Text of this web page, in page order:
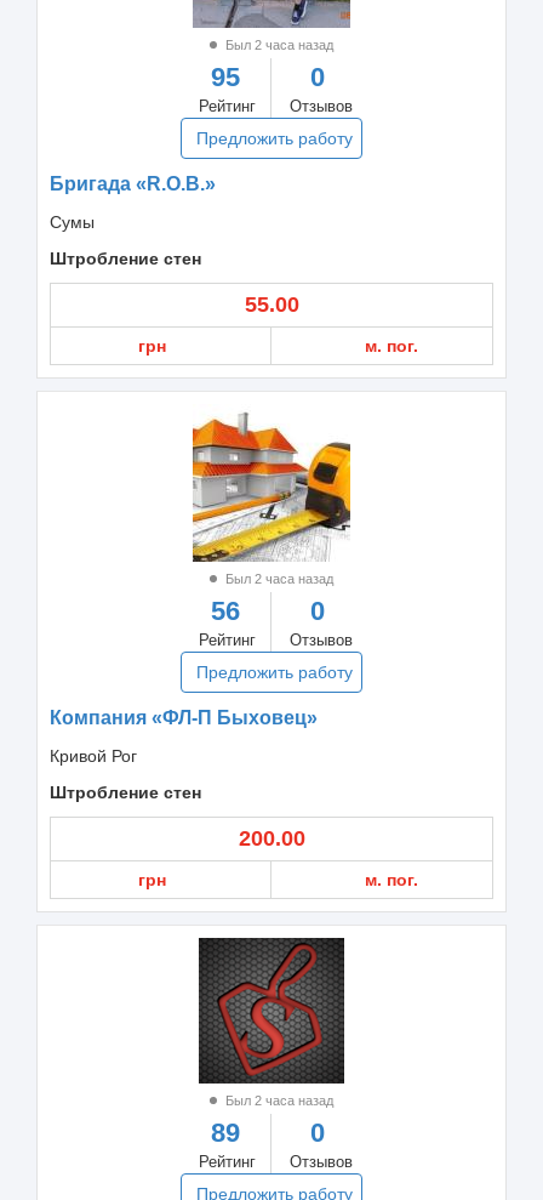
Был 2 часа назад
95
Рейтинг
0
Отзывов
Предложить работу
Бригада «R.O.B.»
Сумы
Штробление стен
55.00
грн м. пог.
Был 2 часа назад
56
Рейтинг
0
Отзывов
Предложить работу
Компания «ФЛ-П Быховец»
Кривой Рог
Штробление стен
200.00
грн м. пог.
Был 2 часа назад
89
Рейтинг
0
Отзывов
Предложить работу